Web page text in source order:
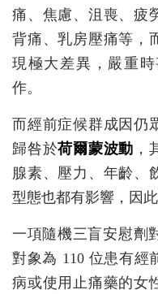
痛、焦慮、沮喪、疲
背痛、乳房壓痛等，
現極大差異，嚴重
作。
而經前症候群成因仍
歸咎於荷爾蒙波動 ，
腺素、壓力、年齡、
型態也都有影響，因
一項隨機三盲安慰劑
對象為 110 位患有經
病或使用止痛藥的女